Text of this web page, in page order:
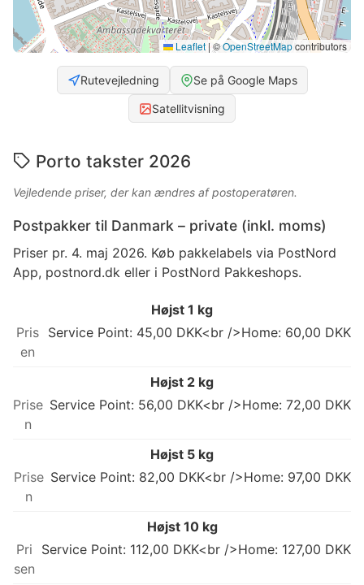
Leaflet | ©OpenStreetMapcontributors
Rutevejledning Se på Google Maps
Satellitvisning
Porto takster 2026
Vejledende priser, der kan ændres af postoperatøren.
Postpakker til Danmark – private (inkl. moms)
Priser pr. 4. maj 2026. Køb pakkelabels via PostNord
App, postnord.dk eller i PostNord Pakkeshops.
Højst 1 kg
Service Point: 45,00 DKK<br />Home: 60,00 DKK
Højst 2 kg
Service Point: 56,00 DKK<br />Home: 72,00 DKK
Højst 5 kg
Service Point: 82,00 DKK<br />Home: 97,00 DKK
Højst 10 kg
Service Point: 112,00 DKK<br />Home: 127,00 DKK